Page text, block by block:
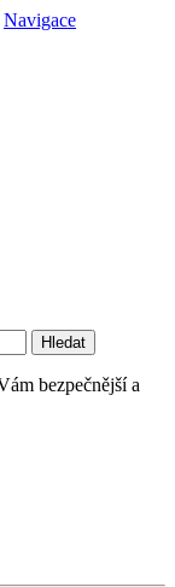
Navigace
bezpečnější a